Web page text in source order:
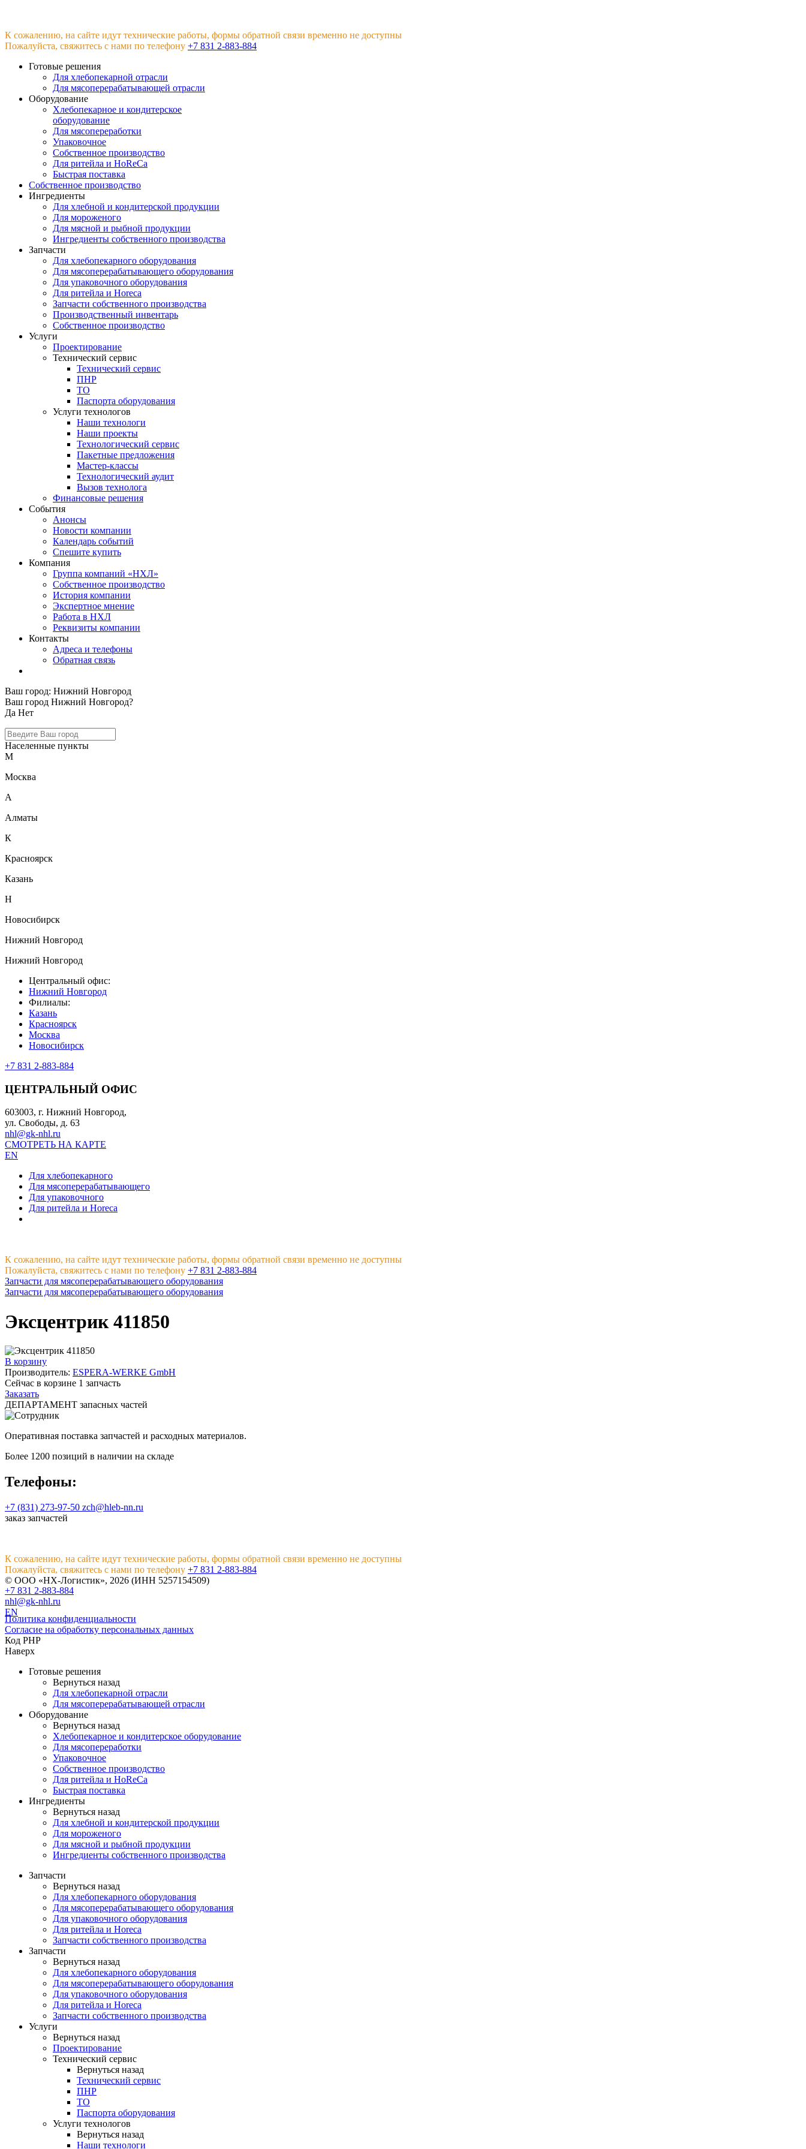
К сожалению, на сайте идут технические работы, формы обратной связи временно не доступны
Пожалуйста, свяжитесь с нами по телефону +7 831 2-883-884
Готовые решения
Для хлебопекарной отрасли
Для мясоперерабатывающей отрасли
Оборудование
Хлебопекарное и кондитерское
оборудование
Для мясопереработки
Упаковочное
Собственное производство
Для ритейла и HoReCa
Быстрая поставка
Собственное производство
Ингредиенты
Для хлебной и кондитерской продукции
Для мороженого
Для мясной и рыбной продукции
Ингредиенты собственного производства
Запчасти
Для хлебопекарного оборудования
Для мясоперерабатывающего оборудования
Для упаковочного оборудования
Для ритейла и Horeca
Запчасти собственного производства
Производственный инвентарь
Собственное производство
Услуги
Проектирование
Технический сервис
Технический сервис
ПНР
ТО
Паспорта оборудования
Услуги технологов
Наши технологи
Наши проекты
Технологический сервис
Пакетные предложения
Мастер-классы
Технологический аудит
Вызов технолога
Финансовые решения
События
Анонсы
Новости компании
Календарь событий
Спешите купить
Компания
Группа компаний «НХЛ»
Собственное производство
История компании
Экспертное мнение
Работа в НХЛ
Реквизиты компании
Контакты
Адреса и телефоны
Обратная связь
Ваш город: Нижний Новгород
Ваш город Нижний Новгород?
Да Нет
Населенные пункты
М
Москва
А
Алматы
К
Красноярск
Казань
Н
Новосибирск
Нижний Новгород
Нижний Новгород
Центральный офис:
Нижний Новгород
Филиалы:
Казань
Красноярск
Москва
Новосибирск
+7 831 2-883-884
ЦЕНТРАЛЬНЫЙ ОФИС
603003, г. Нижний Новгород,
ул. Свободы, д. 63
nhl@gk-nhl.ru
СМОТРЕТЬ НА КАРТЕ
EN
Для хлебопекарного
Для мясоперерабатывающего
Для упаковочного
Для ритейла и Horeca
К сожалению, на сайте идут технические работы, формы обратной связи временно не доступны
Пожалуйста, свяжитесь с нами по телефону +7 831 2-883-884
Запчасти для мясоперерабатывающего оборудования
Запчасти для мясоперерабатывающего оборудования
Эксцентрик 411850
В корзину
Производитель: ESPERA-WERKE GmbH
Сейчас в корзине 1 запчасть
Заказать
ДЕПАРТАМЕНТ запасных частей
Оперативная поставка запчастей и расходных материалов.
Более 1200 позиций в наличии на складе
Телефоны:
+7 (831) 273-97-50 zch@hleb-nn.ru
заказ запчастей
К сожалению, на сайте идут технические работы, формы обратной связи временно не доступны
Пожалуйста, свяжитесь с нами по телефону +7 831 2-883-884
© ООО «НХ-Логистик», 2026 (ИНН 5257154509)
+7 831 2-883-884
nhl@gk-nhl.ru
EN
Политика конфиденциальности
Согласие на обработку персональных данных
Код PHP
Наверх
Готовые решения
Вернуться назад
Для хлебопекарной отрасли
Для мясоперерабатывающей отрасли
Оборудование
Вернуться назад
Хлебопекарное и кондитерское оборудование
Для мясопереработки
Упаковочное
Собственное производство
Для ритейла и HoReCa
Быстрая поставка
Ингредиенты
Вернуться назад
Для хлебной и кондитерской продукции
Для мороженого
Для мясной и рыбной продукции
Ингредиенты собственного производства
Запчасти
Вернуться назад
Для хлебопекарного оборудования
Для мясоперерабатывающего оборудования
Для упаковочного оборудования
Для ритейла и Horeca
Запчасти собственного производства
Запчасти
Вернуться назад
Для хлебопекарного оборудования
Для мясоперерабатывающего оборудования
Для упаковочного оборудования
Для ритейла и Horeca
Запчасти собственного производства
Услуги
Вернуться назад
Проектирование
Технический сервис
Вернуться назад
Технический сервис
ПНР
ТО
Паспорта оборудования
Услуги технологов
Вернуться назад
Наши технологи